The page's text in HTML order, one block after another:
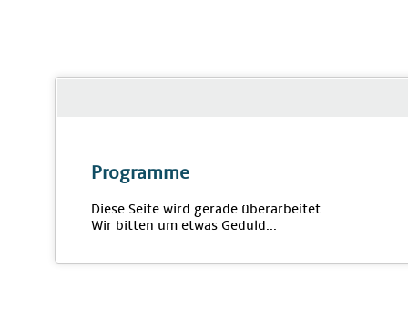
Programme
Diese Seite wird gerade überarbeitet.
Wir bitten um etwas Geduld...